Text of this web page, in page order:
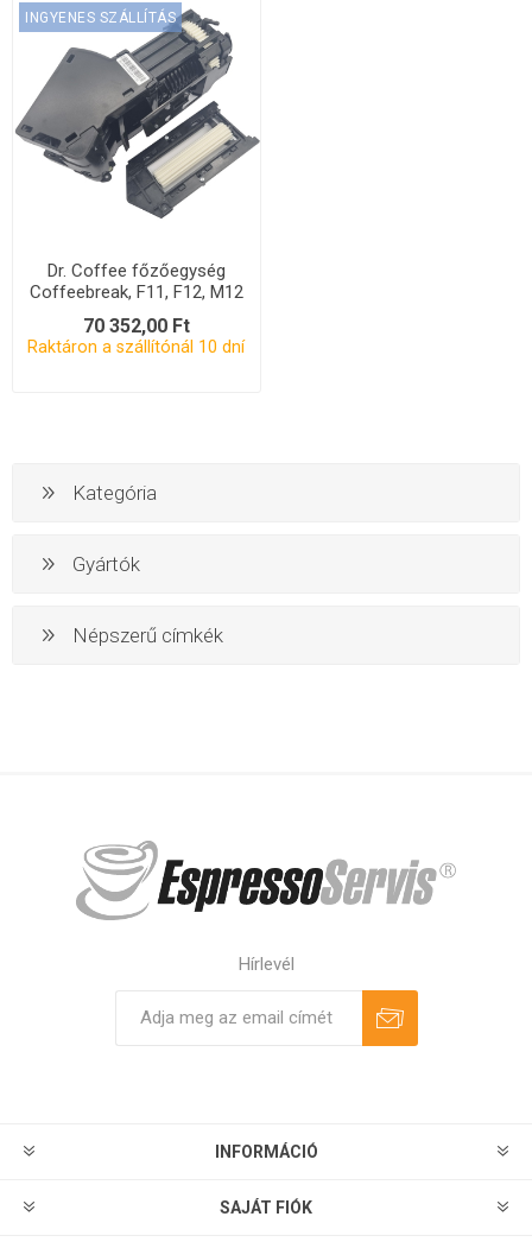
INGYENES SZÁLLÍTÁS
Dr. Coffee főzőegység
Coffeebreak, F11, F12, M12
70 352,00 Ft
Raktáron a szállítónál 10 dní
Kategória
Gyártók
Népszerű címkék
Hírlevél
INFORMÁCIÓ
SAJÁT FIÓK